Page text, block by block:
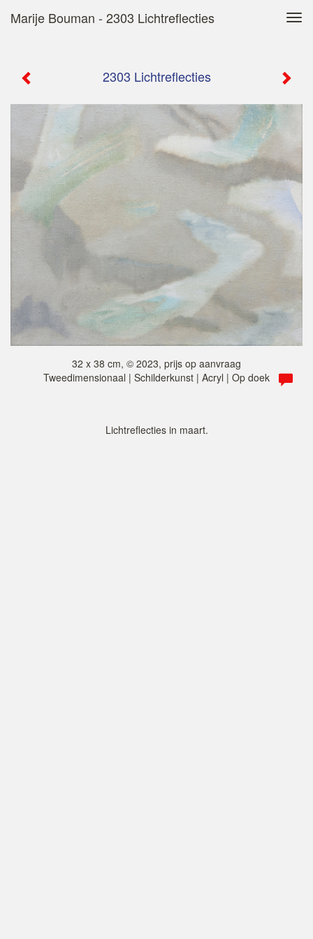
Marije Bouman - 2303 Lichtreflecties
2303 Lichtreflecties
32 x 38 cm, © 2023, prijs op aanvraag
Tweedimensionaal | Schilderkunst | Acryl | Op doek
Lichtreflecties in maart.